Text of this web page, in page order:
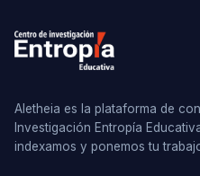
Aletheia es la plataforma de
Investigación Entropía
indexamos y ponemos tu